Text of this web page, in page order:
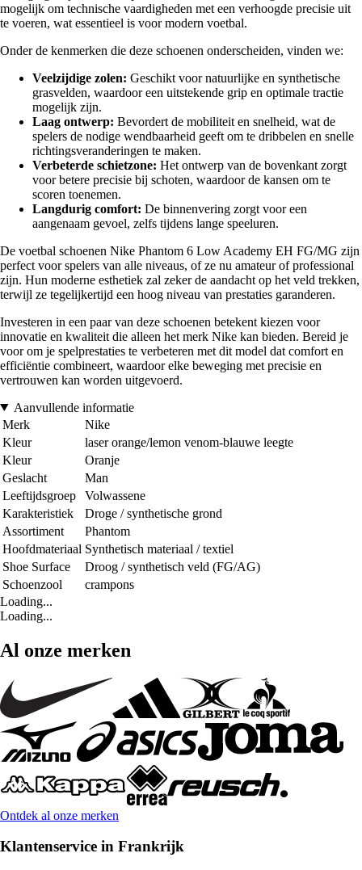
mogelijk om technische vaardigheden met een verhoogde precisie uit
te voeren, wat essentieel is voor modern voetbal.
Onder de kenmerken die deze schoenen onderscheiden, vinden we:
Veelzijdige zolen: Geschikt voor natuurlijke en synthetische
grasvelden, waardoor een uitstekende grip en optimale tractie
mogelijk zijn.
Laag ontwerp: Bevordert de mobiliteit en snelheid, wat de
spelers de nodige wendbaarheid geeft om te dribbelen en snelle
richtingsveranderingen te maken.
Verbeterde schietzone: Het ontwerp van de bovenkant zorgt
voor betere precisie bij schoten, waardoor de kansen om te
scoren toenemen.
Langdurig comfort: De binnenvering zorgt voor een
aangenaam gevoel, zelfs tijdens lange speeluren.
De voetbal schoenen Nike Phantom 6 Low Academy EH FG/MG zijn
perfect voor spelers van alle niveaus, of ze nu amateur of professional
zijn. Hun moderne esthetiek zal zeker de aandacht op het veld trekken,
terwijl ze tegelijkertijd een hoog niveau van prestaties garanderen.
Investeren in een paar van deze schoenen betekent kiezen voor
innovatie en kwaliteit die alleen het merk Nike kan bieden. Bereid je
voor om je spelprestaties te verbeteren met dit model dat comfort en
efficiëntie combineert, waardoor elke beweging met precisie en
vertrouwen kan worden uitgevoerd.
Aanvullende informatie
Merk
Nike
Kleur
laser orange/lemon venom-blauwe leegte
Kleur
Oranje
Geslacht
Man
Leeftijdsgroep
Volwassene
Karakteristiek
Droge / synthetische grond
Assortiment
Phantom
Hoofdmateriaal Synthetisch materiaal / textiel
Shoe Surface
Droog / synthetisch veld (FG/AG)
Schoenzool
crampons
Loading...
Loading...
Al onze merken
Ontdek al onze merken
Klantenservice in Frankrijk